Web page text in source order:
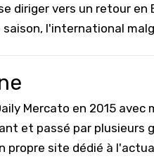
diriger vers un retour
l'international
Mercato en 2015 avec
et passé par plusieurs
propre site dédié à